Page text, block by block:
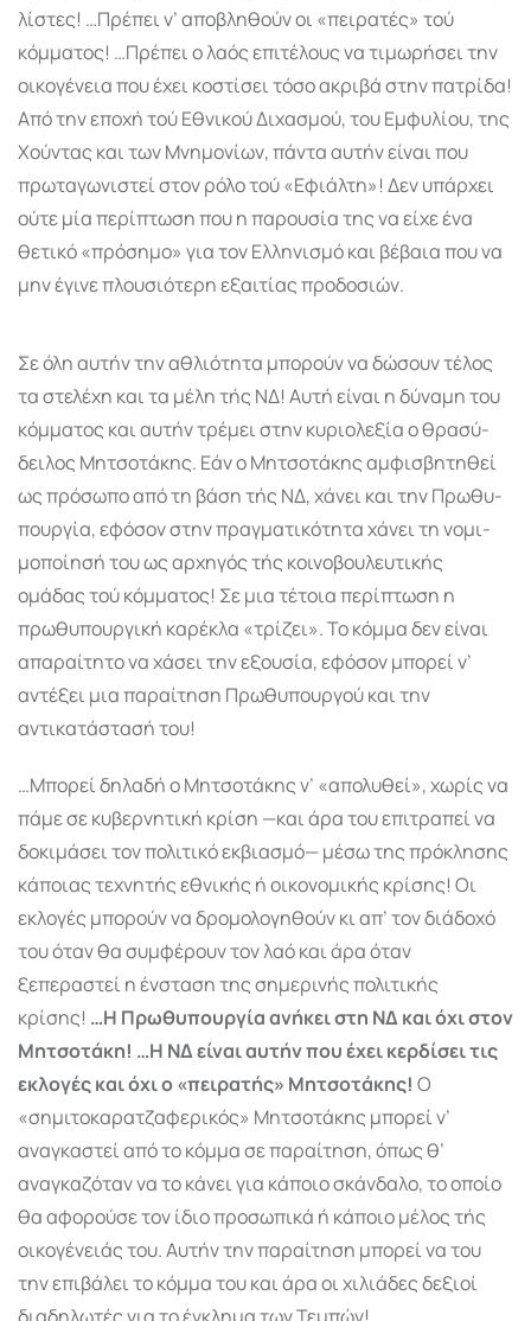
λίστες! …Πρέπει ν’ αποβληθούν οι «πειρατές» τού
κόμματος! …Πρέπει ο λαός επιτέλους να τιμωρήσει την
οικογένεια που έχει κοστίσει τόσο ακριβά στην πατρίδα!
Από την εποχή τού Εθνικού Διχασμού, του Εμφυλίου, της
Χούντας και των Μνημονίων, πάντα αυτήν είναι που
πρωταγωνιστεί στον ρόλο τού «Εφιάλτη»! Δεν υπάρχει
ούτε μία περίπτωση που η παρουσία της να είχε ένα
θετικό «πρόσημο» για τον Ελληνισμό και βέβαια που να
μην έγινε πλουσιότερη εξαιτίας προδοσιών.
Σε όλη αυτήν την αθλιό­τητα μπορούν να δώσουν τέλος
τα στελέχη και τα μέλη τής ΝΔ! Αυτή είναι η δύναμη του
κόμ­ματος και αυτήν τρέμει στην κυριο­λεξία ο θρασύ­
δειλος Μη­τσοτάκης. Εάν ο Μητσο­τάκης αμφι­σβη­τηθεί
ως πρόσωπο από τη βάση τής ΝΔ, χάνει και την Πρωθυ­
πουργία, εφό­σον στην πραγ­ματικότητα χάνει τη νομι­
μοποίησή του ως αρχηγός τής κοινο­βουλευτικής
ομάδας τού κόμματος! Σε μια τέτοια περί­πτωση η
πρωθυπουργική κα­ρέ­κλα «τρίζει». Το κόμμα δεν είναι
απαραίτητο να χάσει την εξουσία, εφόσον μπορεί ν’
αντέξει μια παραίτηση Πρωθυπουργού και την
αντικατάστασή του!
…Μπορεί δηλαδή ο Μητσοτάκης ν’ «απολυθεί», χωρίς να
πάμε σε κυβερνητική κρίση —και άρα του επιτραπεί να
δοκιμάσει τον πολιτικό εκβιασμό— μέσω της πρόκλησης
κάποιας τεχνητής εθνικής ή οικονομικής κρίσης! Οι
εκλογές μπορούν να δρομολογηθούν κι απ’ τον διάδοχό
του όταν θα συμφέρουν τον λαό και άρα όταν
ξεπεραστεί η ένσταση της σημερινής πολιτικής
κρίσης! …Η Πρωθυπουργία ανήκει στη ΝΔ και όχι στον
Μητσοτάκη! …Η ΝΔ είναι αυτήν που έχει κερδίσει τις
εκλογές και όχι ο «πειρατής» Μητσοτάκης! Ο
«σημιτο­καρατζαφερικός» Μητσοτάκης μπορεί ν’
αναγκαστεί από το κόμμα σε παραίτηση, όπως θ’
αναγκαζόταν να το κάνει για κάποιο σκάνδαλο, το οποίο
θα αφορούσε τον ίδιο προσωπικά ή κάποιο μέλος τής
οικογένειάς του. Αυτήν την παραίτηση μπορεί να του
την επιβάλει το κόμμα του και άρα οι χιλιάδες δεξιοί